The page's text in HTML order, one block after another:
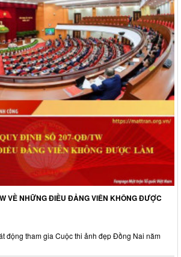
VỀ NHỮNG ĐIỀU ĐẢNG VIÊN KHÔNG ĐƯỢC
động tham gia Cuộc thi ảnh đẹp Đồng Nai năm